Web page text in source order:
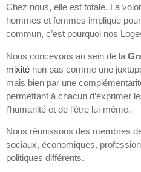
Chez nous, elle est totale. La
hommes et femmes implique
commun, c’est pourquoi nos
Nous concevons au sein de la
mixité non pas comme une
mais bien par une
permettant à chacun d’exprimer
l’humanité et de l’être lui-même.
Nous réunissons des membres
sociaux, économiques,
politiques différents.